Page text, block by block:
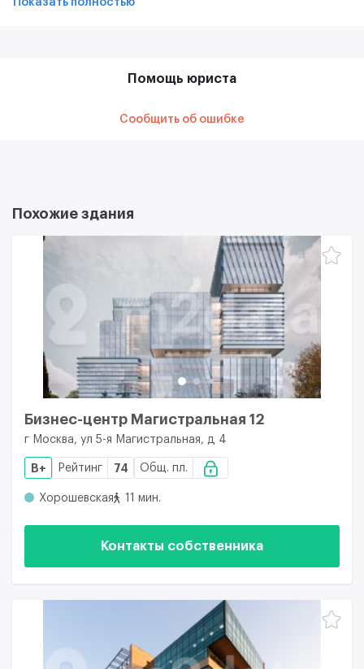
Помощь юриста
Сообщить об ошибке
Похожие здания
Бизнес-центр Магистральная 12
г Москва, ул 5-я Магистральная, д 4
B+ Рейтинг 74 Общ. пл.
Хорошевская 11 мин.
Контакты собственника